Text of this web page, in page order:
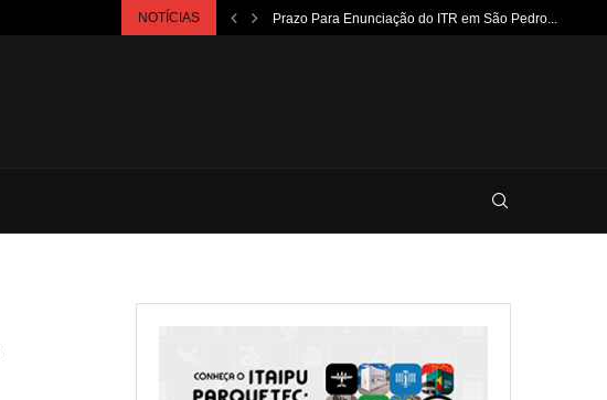
NOTÍCIAS Prazo Para Enunciação do ITR em São Pedro...